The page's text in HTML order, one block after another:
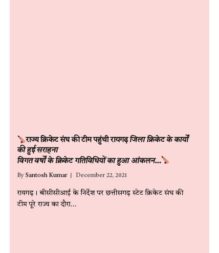
राज्य क्रिकेट संघ की टीम पहुंची रायगढ़जिला क्रिकेट के कार्यों
की हुई सराहना
विगत वर्षों के क्रिकेट गतिविधियों का हुआ आंकलन…
By Santosh Kumar December 22, 2021
रायगढ़। बीसीसीआई के निर्देश पर छत्तीसगढ़ स्टेट क्रिकेट संघ की
टीम पूरे राज्य का दौरा…